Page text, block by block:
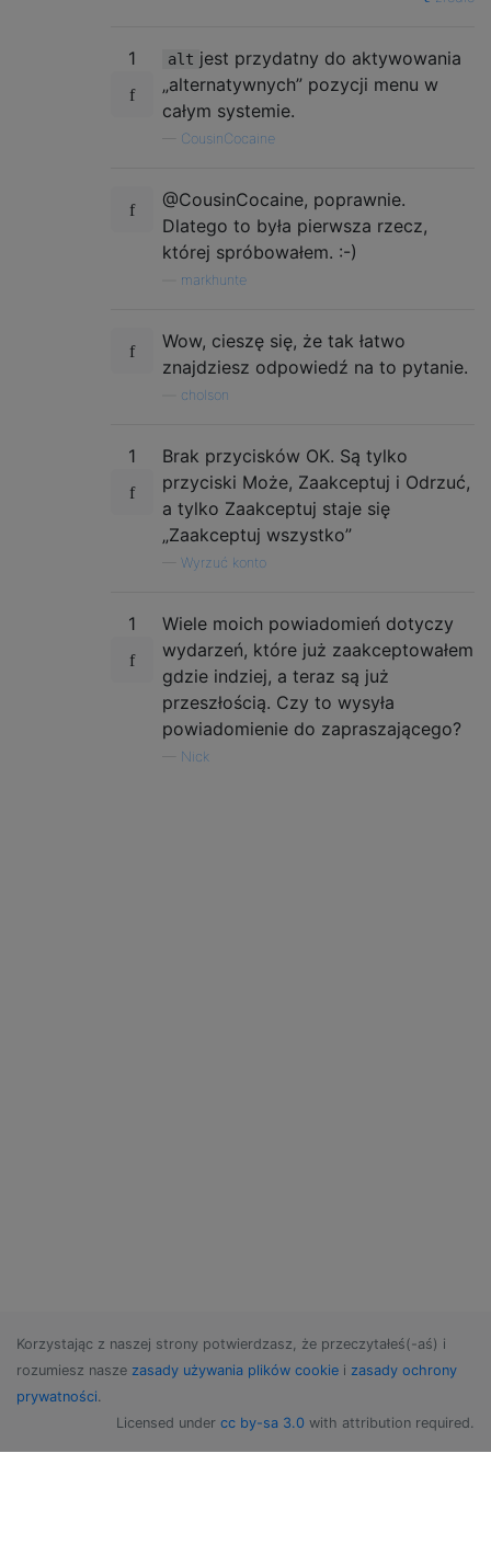
1 alt jest przydatny do aktywowania
„alternatywnych” pozycji menu w
całym systemie.
CousinCocaine
@CousinCocaine, poprawnie.
Dlatego to była pierwsza rzecz,
której spróbowałem. :-)
markhunte
Wow, cieszę się, że tak łatwo
znajdziesz odpowiedź na to pytanie.
cholson
1
Brak przycisków OK. Są tylko
przyciski Może, Zaakceptuj i Odrzuć,
a tylko Zaakceptuj staje się
„Zaakceptuj wszystko”
Wyrzuć konto
1
Wiele moich powiadomień dotyczy
wydarzeń, które już zaakceptowałem
gdzie indziej, a teraz są już
przeszłością. Czy to wysyła
powiadomienie do zapraszającego?
Nick
Korzystając z naszej strony potwierdzasz, że przeczytałeś(-aś) i
rozumiesz nasze zasady używania plików cookie i zasady ochrony
prywatności.
Licensed under cc by-sa 3.0 with attribution required.